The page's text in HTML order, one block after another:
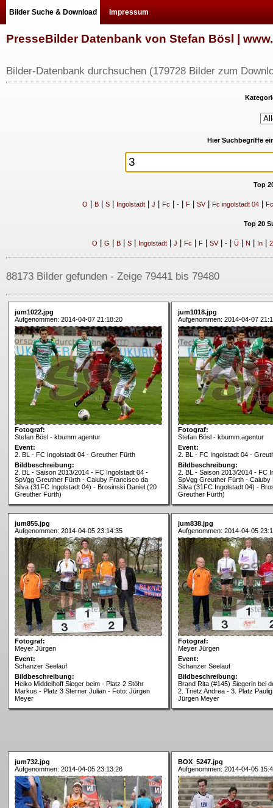
Bilder Suche & Download Impressum
PresseBilder Datenbank von Stefan Bösl |
Bilder-Datenbank durchsuchen (179728 Bilder zum
Hier Suchbegriffe
Top
O B| S| Ingolstadt| J Fc -| F| SV| Fc ingolstadt 04|
Top 20
O G B| S| Ingolstadt| J Fc F| SV| -| Ü| N In| 2
88173 Bilder gefunden - Zeige 79441 bis 79480
jum1022.jpg
Aufgenommen: 2014-04-07 21:18:20
Fotograf:
Stefan Bösl - kbumm.agentur
Event:
2. BL - FC Ingolstadt 04 - Greuther Fürth
Bildbeschreibung:
2. BL - Saison 2013/2014 - FC Ingolstadt 04 -
SpVgg Greuther Fürth - Caiuby Francisco da
Silva (31FC Ingolstadt 04) - Brosinski Daniel (20
Greuther Fürth)
jum1018.jpg
Aufgenommen: 2014-04-07
Fotograf:
Stefan Bösl - kbumm.agentur
Event:
2. BL - FC Ingolstadt 04 -
Bildbeschreibung:
2. BL - Saison 2013/2014 - FC
SpVgg Greuther Fürth - Caiuby
Silva (31FC Ingolstadt 04) -
Greuther Fürth)
jum855.jpg
Aufgenommen: 2014-04-05 23:14:35
Fotograf:
Meyer Jürgen
Event:
Schanzer Seelauf
Bildbeschreibung:
Heiko Middelhoff Sieger beim - Platz 2 Stöhr
Markus - Platz 3 Sterner Julian - Foto: Jürgen
Meyer
jum838.jpg
Aufgenommen: 2014-04-05
Fotograf:
Meyer Jürgen
Event:
Schanzer Seelauf
Bildbeschreibung:
Brand Rita (#145) Siegerin bei
2. Trietz Andrea - 3. Platz
Jürgen Meyer
jum732.jpg
Aufgenommen: 2014-04-05 23:13:26
BOX_5247.jpg
Aufgenommen: 2014-04-05